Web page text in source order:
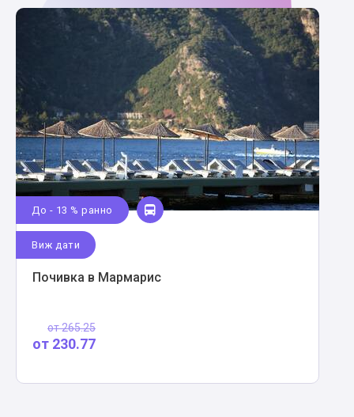
До - 13 % ранно
Виж дати
Почивка в Мармарис
от265.25
от 230.77